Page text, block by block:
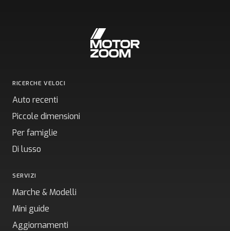
RICERCHE VELOCI
Auto recenti
Piccole dimensioni
Per famiglie
Di lusso
SERVIZI
Marche & Modelli
Mini guide
Aggiornamenti